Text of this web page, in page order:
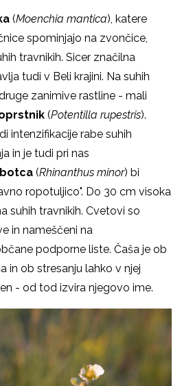
(Moenchia mantica), katere
spominjajo na zvončice,
travnikih. Sicer značilna
tudi v Beli krajini. Na suhih
zanimive rastline - mali
(Potentilla rupestris).
intenzifikacije rabe suhih
in je tudi pri nas
(Rhinanthus minor) bi
ropotuljico". Do 30 cm visoka
suhih travnikih. Cvetovi so
in nameščeni na
podporne liste. Čaša je ob
in ob stresanju lahko v njej
- od tod izvira njegovo ime.